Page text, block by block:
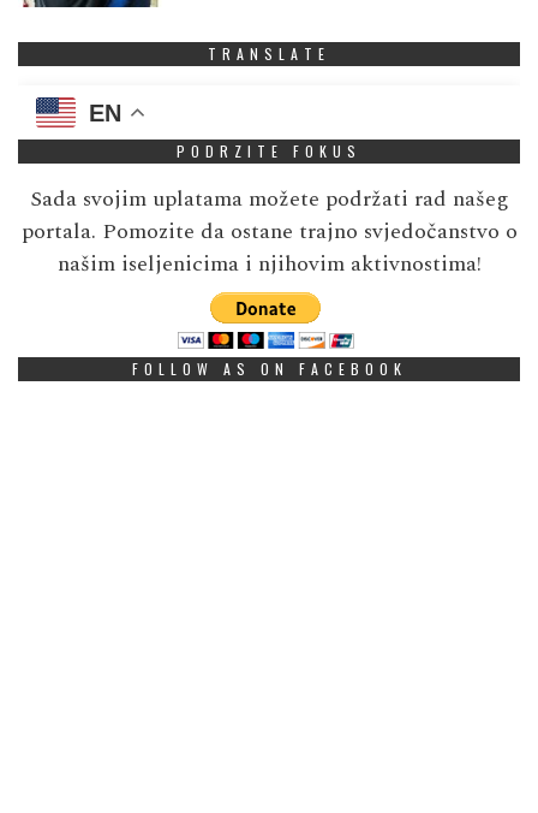
TRANSLATE
EN
PODRZITE FOKUS
Sada svojim uplatama možete podržati rad našeg
portala. Pomozite da ostane trajno svjedočanstvo o
našim iseljenicima i njihovim aktivnostima!
FOLLOW AS ON FACEBOOK